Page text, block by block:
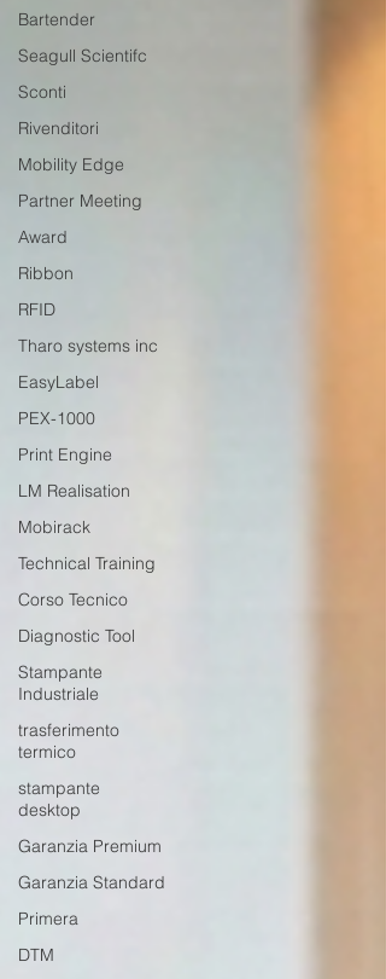
Bartender
Seagull Scientifc
Sconti
Rivenditori
Mobility Edge
Partner Meeting
Award
Ribbon
RFID
Tharo systems inc
EasyLabel
PEX-1000
Print Engine
LM Realisation
Mobirack
Technical Training
Corso Tecnico
Diagnostic Tool
Stampante
Industriale
trasferimento
termico
stampante
desktop
Garanzia Premium
Garanzia Standard
Primera
DTM